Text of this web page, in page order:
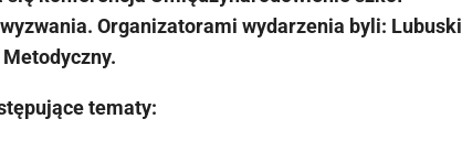
Organizatorami wydarzenia byli: Lubuski
tematy: